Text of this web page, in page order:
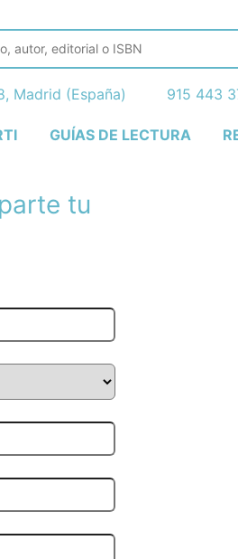
GUÍAS DE LECTURA
Madrid (España) 915 443
tu